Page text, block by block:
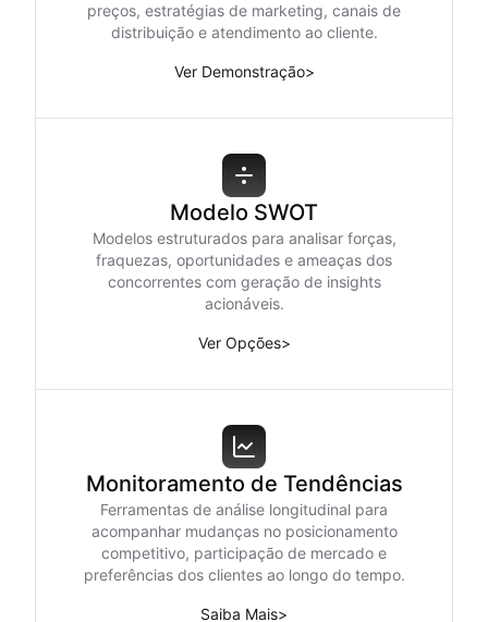
preços, estratégias de marketing, canais de
distribuição e atendimento ao cliente.
Ver Demonstração>
Modelo SWOT
Modelos estruturados para analisar forças,
fraquezas, oportunidades e ameaças dos
concorrentes com geração de insights
acionáveis.
Ver Opções>
Monitoramento de Tendências
Ferramentas de análise longitudinal para
acompanhar mudanças no posicionamento
competitivo, participação de mercado e
preferências dos clientes ao longo do tempo.
Saiba Mais>